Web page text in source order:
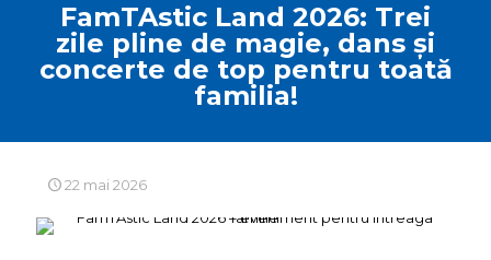
FamTAstic Land 2026: Trei
zile pline de magie, dans și
concerte de top pentru toată
familia!
22 mai 2026